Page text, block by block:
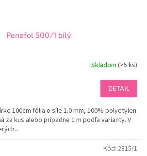
Penefol 500/1 bílý
Skladom (>5 ks)
DETAIL
100cm fólia o síle 1.0 mm, 100% polyetylen
za kus alebo prípadne 1 m podľa varianty. V
Kód: 2815/1